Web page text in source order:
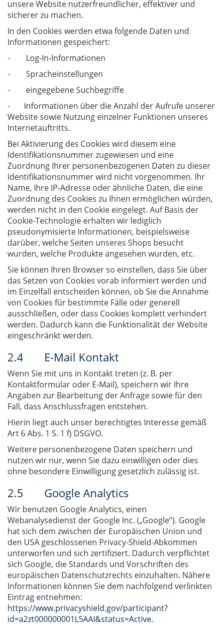
unsere Website nutzerfreundlicher, effektiver und
sicherer zu machen.
In den Cookies werden etwa folgende Daten und
Informationen gespeichert:
- Log-In-Informationen
- Spracheinstellungen
- eingegebene Suchbegriffe
- Informationen über die Anzahl der Aufrufe unserer
Website sowie Nutzung einzelner Funktionen unseres
Internetauftritts.
Bei Aktivierung des Cookies wird diesem eine
Identifikationsnummer zugewiesen und eine
Zuordnung Ihrer personenbezogenen Daten zu dieser
Identifikationsnummer wird nicht vorgenommen. Ihr
Name, Ihre IP-Adresse oder ähnliche Daten, die eine
Zuordnung des Cookies zu Ihnen ermöglichen würden,
werden nicht in den Cookie eingelegt. Auf Basis der
Cookie-Technologie erhalten wir lediglich
pseudonymisierte Informationen, beispielsweise
darüber, welche Seiten unseres Shops besucht
wurden, welche Produkte angesehen wurden, etc.
Sie können Ihren Browser so einstellen, dass Sie über
das Setzen von Cookies vorab informiert werden und
im Einzelfall entscheiden können, ob Sie die Annahme
von Cookies für bestimmte Fälle oder generell
ausschließen, oder dass Cookies komplett verhindert
werden. Dadurch kann die Funktionalität der Website
eingeschränkt werden.
2.4 E-Mail Kontakt
Wenn Sie mit uns in Kontakt treten (z. B. per
Kontaktformular oder E-Mail), speichern wir Ihre
Angaben zur Bearbeitung der Anfrage sowie für den
Fall, dass Anschlussfragen entstehen.
Hierin liegt auch unser berechtigtes Interesse gemäß
Art 6 Abs. 1 S. 1 f) DSGVO.
Weitere personenbezogene Daten speichern und
nutzen wir nur, wenn Sie dazu einwilligen oder dies
ohne besondere Einwilligung gesetzlich zulässig ist.
2.5 Google Analytics
Wir benutzen Google Analytics, einen
Webanalysedienst der Google Inc. („Google“). Google
hat sich dem zwischen der Europäischen Union und
den USA geschlossenen Privacy-Shield-Abkommen
unterworfen und sich zertifiziert. Dadurch verpflichtet
sich Google, die Standards und Vorschriften des
europäischen Datenschutzrechts einzuhalten. Nähere
Informationen können Sie dem nachfolgend verlinkten
Eintrag entnehmen:
https://www.privacyshield.gov/participant?
id=a2zt000000001L5AAI&status=Active.